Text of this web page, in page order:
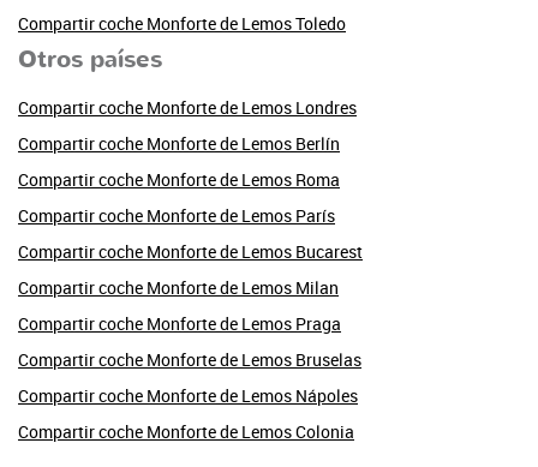
Compartir coche Monforte de Lemos Toledo
Otros países
Compartir coche Monforte de Lemos Londres
Compartir coche Monforte de Lemos Berlín
Compartir coche Monforte de Lemos Roma
Compartir coche Monforte de Lemos París
Compartir coche Monforte de Lemos Bucarest
Compartir coche Monforte de Lemos Milan
Compartir coche Monforte de Lemos Praga
Compartir coche Monforte de Lemos Bruselas
Compartir coche Monforte de Lemos Nápoles
Compartir coche Monforte de Lemos Colonia